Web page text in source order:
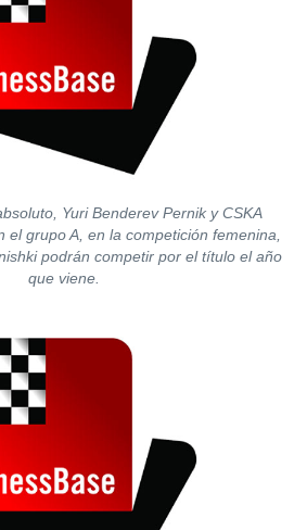
Yuri Benderev Pernik y CSKA
el grupo A, en la competición femenina,
podrán competir por el título el año
que viene.